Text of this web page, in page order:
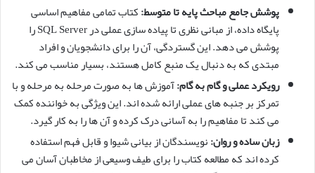
پوشش جامع مباحث پایه تا متوسط:کتاب تمامی مفاهیم اساسی
پایگاه داده، از مبانی نظری تا پیاده سازی عملی در SQL Server را
پوشش می دهد. این گستردگی، آن را برای دانشجویان و افراد
مبتدی که به دنبال یک منبع کامل هستند، بسیار مناسب می کند.
رویکرد عملی و گام به گام:آموزش ها به صورت مرحله به مرحله و با
تمرکز بر جنبه های عملی ارائه شده اند. این ویژگی به خواننده کمک
می کند تا مفاهیم را به آسانی درک کرده و آن ها را به کار گیرد.
زبان ساده و روان:نویسندگان از بیانی شیوا و قابل فهم استفاده
کرده اند که مطالعه کتاب را برای طیف وسیعی از مخاطبان آسان می